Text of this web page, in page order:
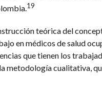
19
teórica del
en médicos de salud
que tienen los
metodología cualitativa,